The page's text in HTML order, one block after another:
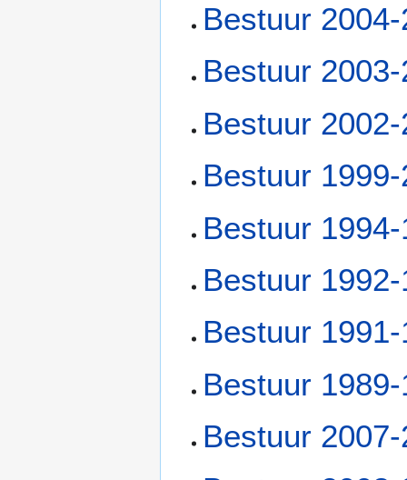
Bestuur
Bestuur
Bestuur
Bestuur
Bestuur
Bestuur
Bestuur
Bestuur
Bestuur